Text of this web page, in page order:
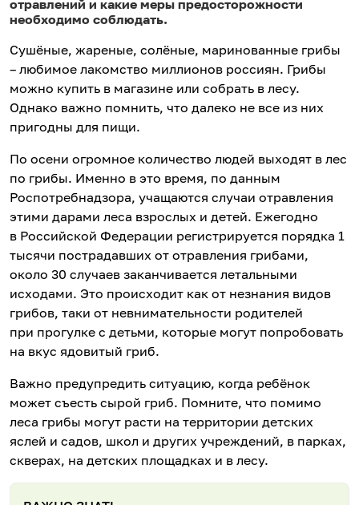
отравлений и какие меры предосторожности
необходимо соблюдать.
Сушёные, жареные, солёные, маринованные грибы
– любимое лакомство миллионов россиян. Грибы
можно купить в магазине или собрать в лесу.
Однако важно помнить, что далеко не все из них
пригодны для пищи.
По осени огромное количество людей выходят в лес
по грибы. Именно в это время, по данным
Роспотребнадзора, учащаются случаи отравления
этими дарами леса взрослых и детей. Ежегодно
в Российской Федерации регистрируется порядка 1
тысячи пострадавших от отравления грибами,
около 30 случаев заканчивается летальными
исходами. Это происходит как от незнания видов
грибов, таки от невнимательности родителей
при прогулке с детьми, которые могут попробовать
на вкус ядовитый гриб.
Важно предупредить ситуацию, когда ребёнок
может съесть сырой гриб. Помните, что помимо
леса грибы могут расти на территории детских
яслей и садов, школ и других учреждений, в парках,
скверах, на детских площадках и в лесу.